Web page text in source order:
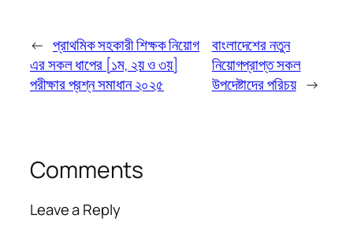
← প্রাথমিক সহকারী শিক্ষক নিয়োগ
এর সকল ধাপের [১ম, ২য় ও ৩য়]
পরীক্ষার প্রশ্ন সমাধান ২০২৫
বাংলাদেশের নতুন
নিয়োগপ্রাপ্ত সকল
উপদেষ্টাদের পরিচয় →
Comments
Leave a Reply